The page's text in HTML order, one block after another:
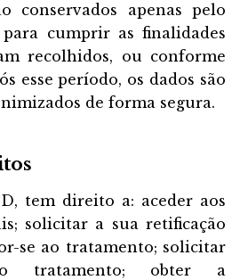
conservados apenas pelo
cumprir as finalidades
recolhidos, ou conforme
esse período, os dados são
de forma segura.
tem direito a: aceder aos
solicitar a sua retificação
se ao tratamento; solicitar
tratamento; obter a